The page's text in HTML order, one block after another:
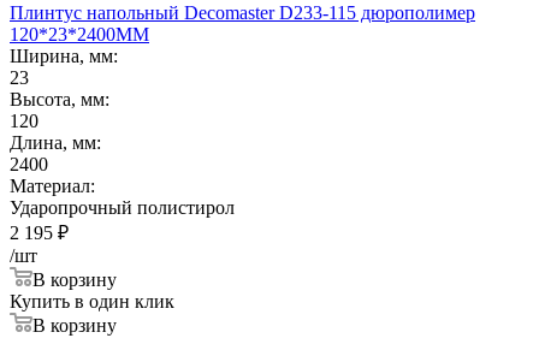
Плинтус напольный Decomaster D233-115 дюрополимер
120*23*2400ММ
Ширина, мм:
23
Высота, мм:
120
Длина, мм:
2400
Материал:
Ударопрочный полистирол
2 195 ₽
/шт
В корзину
Купить в один клик
В корзину